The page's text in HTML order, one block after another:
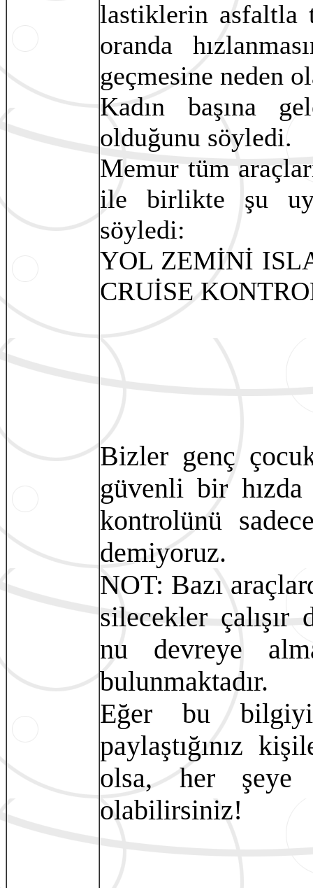
lastiklerin asfaltla
oranda
geçmesine neden
Kadın başına
olduğunu söyledi.
Memur tüm
ile birlikte şu
söyledi:
YOL ZEMİNİ
CRUİSE
Bizler genç
güvenli bir
kontrolünü
demiyoruz.
NOT: Bazı
silecekler
nu devreye
bulunmaktadır.
Eğer bu
paylaştığınız
olsa, her şeye
olabilirsiniz!